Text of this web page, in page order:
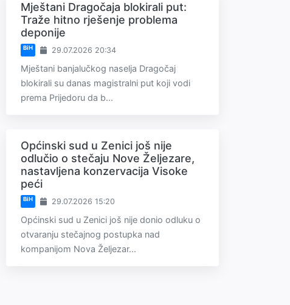
Mještani Dragočaja blokirali put:
Traže hitno rješenje problema
deponije
BiH 29.07.2026 20:34
Mještani banjalučkog naselja Dragočaj
blokirali su danas magistralni put koji vodi
prema Prijedoru da b...
Općinski sud u Zenici još nije
odlučio o stečaju Nove Željezare,
nastavljena konzervacija Visoke
peći
BiH 29.07.2026 15:20
Općinski sud u Zenici još nije donio odluku o
otvaranju stečajnog postupka nad
kompanijom Nova Željezar...